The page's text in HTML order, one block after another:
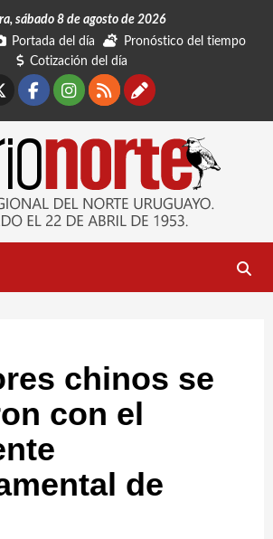
sábado 8 de agosto de 2026
Portada del día
Pronóstico del tiempo
Cotización del día
Facebook
Instagram
RSSContáctanos
chinos se
con el
de